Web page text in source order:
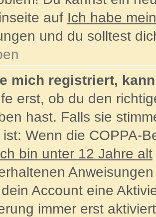
auf Ich habe
und du solltest
mich registriert,
erst, ob du den
hast. Falls sie
Wenn die COPPA-
bin unter 12 Jahre alt
Account eine
immer erst